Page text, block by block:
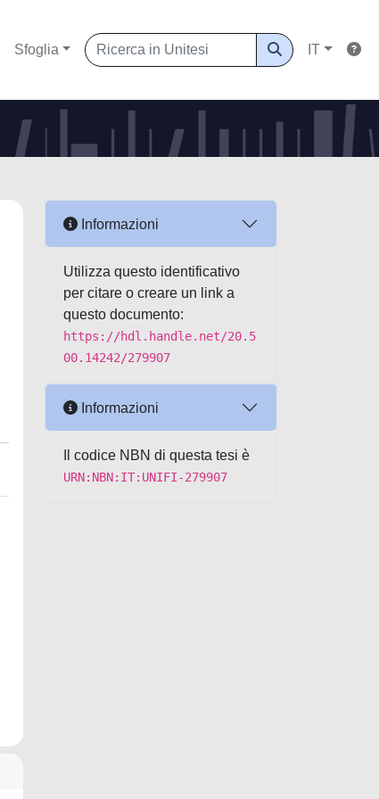
Sfoglia IT
Informazioni
Utilizza questo identificativo
per citare o creare un link a
questo documento:
https://hdl.handle.net/20.5
00.14242/279907
Informazioni
Il codice NBN di questa tesi è
URN:NBN:IT:UNIFI-279907